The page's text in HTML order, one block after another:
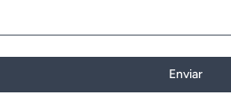
Enviar